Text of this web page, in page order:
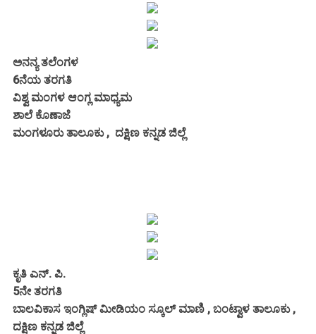
ಅನನ್ಯ ತಲೆಂಗಳ
6ನೆಯ ತರಗತಿ
ವಿಶ್ವ ಮಂಗಳ‌ ಆಂಗ್ಲ ಮಾಧ್ಯಮ‌
ಶಾಲೆ ಕೊಣಾಜೆ
ಮಂಗಳೂರು ತಾಲೂಕು , ದಕ್ಷಿಣ ಕನ್ನಡ ಜಿಲ್ಲೆ
ಕೃತಿ ಎನ್. ಪಿ.
5ನೇ ತರಗತಿ
ಬಾಲವಿಕಾಸ ಇಂಗ್ಲಿಷ್ ಮೀಡಿಯಂ ಸ್ಕೂಲ್ ಮಾಣಿ , ಬಂಟ್ವಾಳ ತಾಲೂಕು ,
ದಕ್ಷಿಣ ಕನ್ನಡ ಜಿಲ್ಲೆ